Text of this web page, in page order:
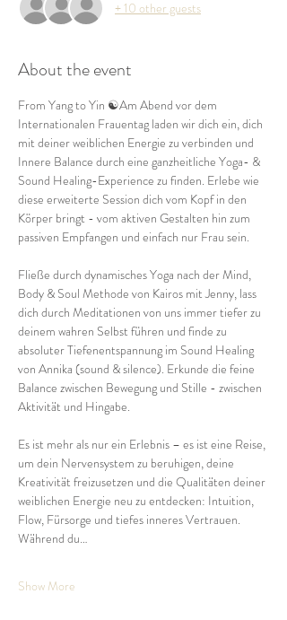
+ 10 other guests
About the event
From Yang to Yin ☯️Am Abend vor dem
Internationalen Frauentag laden wir dich ein, dich
mit deiner weiblichen Energie zu verbinden und
Innere Balance durch eine ganzheitliche Yoga- &
Sound Healing-Experience zu finden. Erlebe wie
diese erweiterte Session dich vom Kopf in den
Körper bringt - vom aktiven Gestalten hin zum
passiven Empfangen und einfach nur Frau sein.
Fließe durch dynamisches Yoga nach der Mind,
Body & Soul Methode von Kairos mit Jenny, lass
dich durch Meditationen von uns immer tiefer zu
deinem wahren Selbst führen und finde zu
absoluter Tiefenentspannung im Sound Healing
von Annika (sound & silence). Erkunde die feine
Balance zwischen Bewegung und Stille - zwischen
Aktivität und Hingabe.
Es ist mehr als nur ein Erlebnis – es ist eine Reise,
um dein Nervensystem zu beruhigen, deine
Kreativität freizusetzen und die Qualitäten deiner
weiblichen Energie neu zu entdecken: Intuition,
Flow, Fürsorge und tiefes inneres Vertrauen.
Während du…
Show More